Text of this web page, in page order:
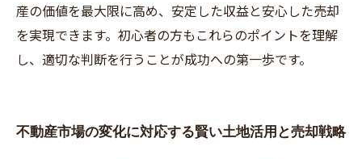
産の価値を最大限に高め、安定した収益と安心した売却
を実現できます。初心者の方もこれらのポイントを理解
し、適切な判断を行うことが成功への第一歩です。
不動産市場の変化に対応する賢い土地活用と売却戦略